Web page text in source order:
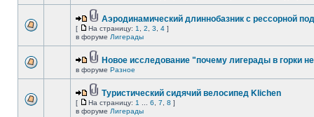
Аэродинамический длиннобазник с рессорной
[ На страницу: 1 2 3 4 ]
в форуме Лигерады
Новое исследование "почему лигерады в горки
в форуме Разное
Туристический сидячий велосипед Klichen
[ На страницу: 1 6 7 8 ]
в форуме Лигерады